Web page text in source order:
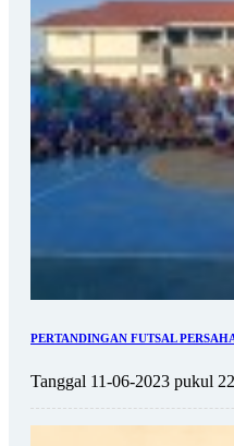
PERTANDINGAN FUTSAL
Tanggal 11-06-2023 pukul